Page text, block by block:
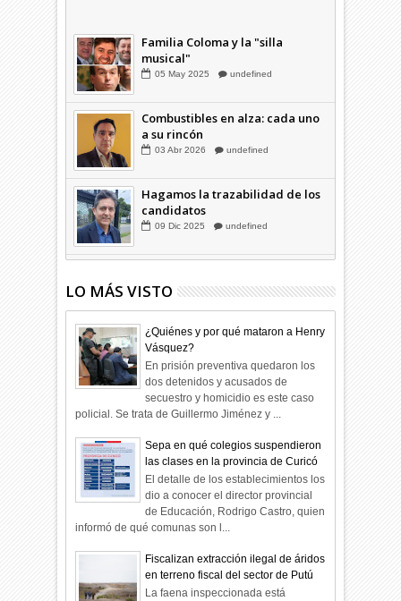
Familia Coloma y la "silla
musical"
May
Combustibles en alza: cada uno
a su rincón
Hagamos la trazabilidad de los
candidatos
LO MÁS VISTO
¿Quiénes y por qué mataron a Henry
Vásquez?
En prisión preventiva quedaron los
dos detenidos y acusados de
secuestro y homicidio es este caso
policial. Se trata de Guillermo Jiménez y ...
Sepa en qué colegios suspendieron
las clases en la provincia de Curicó
El detalle de los establecimientos los
dio a conocer el director provincial
de Educación, Rodrigo Castro, quien
informó de qué comunas son l...
Fiscalizan extracción ilegal de áridos
en terreno fiscal del sector de Putú
La faena inspeccionada está